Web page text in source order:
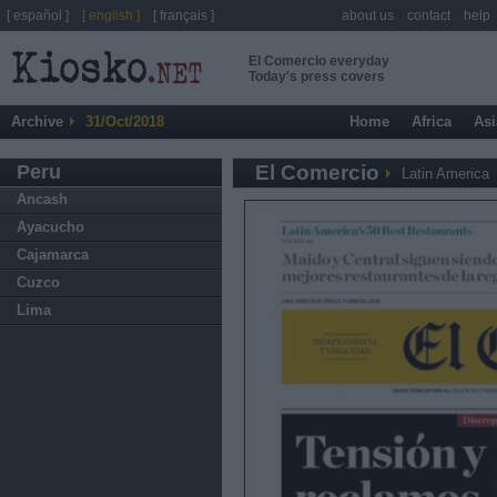
El Comercio everyday
Today's press covers
Archive 31/Oct/2018 Home Africa
Peru
Ancash
Ayacucho
Cajamarca
Cuzco
Lima
El Comercio Latin America
[ español ] [ english ] [ français ] about us contact help